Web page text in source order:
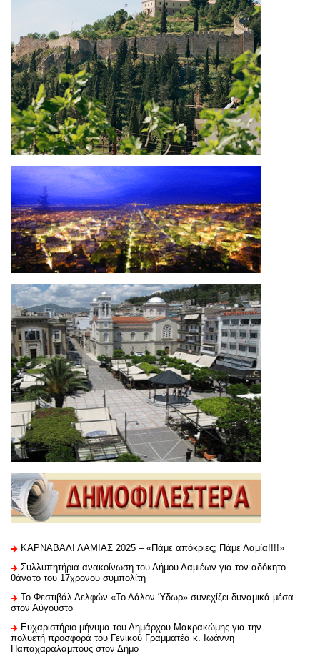
ΚΑΡΝΑΒΑΛΙ ΛΑΜΙΑΣ 2025 – «Πάμε απόκριες; Πάμε Λαμία!!!!»
Συλλυπητήρια ανακοίνωση του Δήμου Λαμιέων για τον αδόκητο
θάνατο του 17χρονου συμπολίτη
Το Φεστιβάλ Δελφών «Το Λάλον Ύδωρ» συνεχίζει δυναμικά μέσα
στον Αύγουστο
Ευχαριστήριo μήνυμα του Δημάρχου Μακρακώμης για την
πολυετή προσφορά του Γενικού Γραμματέα κ. Ιωάννη
Παπαχαραλάμπους στον Δήμο